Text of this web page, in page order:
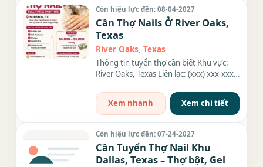
Còn hiệu lực đến: 08-04-2027
Cần Thợ Nails Ở River Oaks,
Texas
River Oaks, Texas
Thông tin tuyển thợ cần biết Khu vực:
River Oaks, Texas Liên lạc: (xxx) xxx-xxxx
Xem nhanh
Xem chi tiết
Còn hiệu lực đến: 07-24-2027
Cần Tuyển Thợ Nail Khu
Dallas, Texas – Thợ bột, Gel